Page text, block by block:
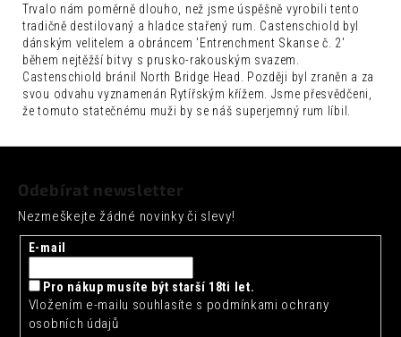
Trvalo nám poměrně dlouho, než jsme úspěšně vyrobili tento
tradičně destilovaný a hladce stařený rum. Castenschiold byl
dánským velitelem a obráncem 'Entrenchment Skanse č. 2'
během nejtěžší bitvy s prusko-rakouským svazem.
Castenschiold bránil North Bridge Head. Později byl zraněn a za
svou odvahu vyznamenán Rytířským křížem. Jsme přesvědčeni,
že tomuto statečnému muži by se náš superjemný rum líbil.
SEICHA
MATCHA
GRAPEFRUIT
0,33L
42
Kč
Odebírat newsletter
Nezmeškejte žádné novinky či slevy!
E-mail
Pro nákup musíte být starší 18ti let.
Vložením e-mailu souhlasíte s podmínkami ochrany
osobních údajů